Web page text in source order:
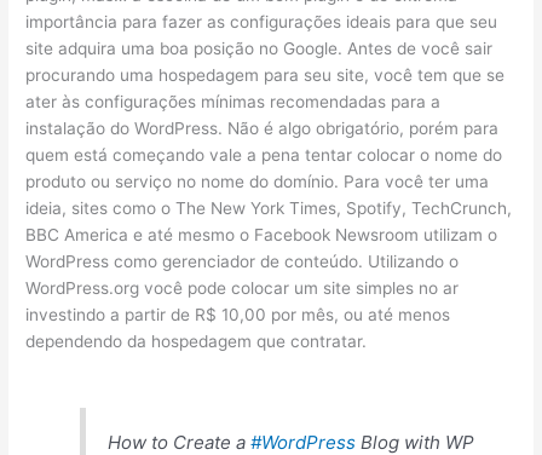
importância para fazer as configurações ideais para que seu
site adquira uma boa posição no Google. Antes de você sair
procurando uma hospedagem para seu site, você tem que se
ater às configurações mínimas recomendadas para a
instalação do WordPress. Não é algo obrigatório, porém para
quem está começando vale a pena tentar colocar o nome do
produto ou serviço no nome do domínio. Para você ter uma
ideia, sites como o The New York Times, Spotify, TechCrunch,
BBC America e até mesmo o Facebook Newsroom utilizam o
WordPress como gerenciador de conteúdo. Utilizando o
WordPress.org você pode colocar um site simples no ar
investindo a partir de R$ 10,00 por mês, ou até menos
dependendo da hospedagem que contratar.
How to Create a#WordPress Blog with WP